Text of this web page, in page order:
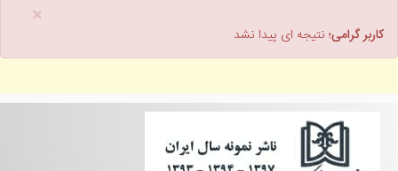
×
کاربر گرامی؛ نتیجه ای پیدا نشد